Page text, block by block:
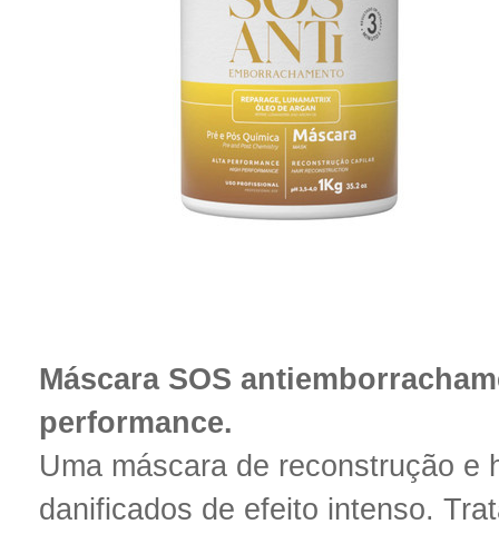
Máscara SOS
performance.
Uma máscara de reconstrução e
danificados de efeito intenso.